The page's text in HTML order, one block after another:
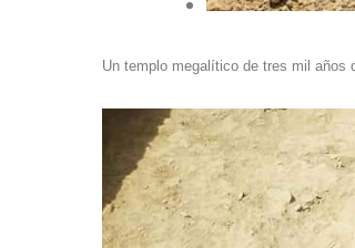
Un templo megalítico de tres mil años